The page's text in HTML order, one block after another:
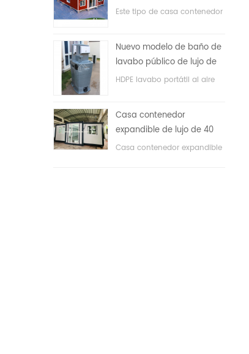
dormitorios pequeña casa
Este tipo de casa contenedor
dormitorios, un baño y con
sistema eléctrico.
Nuevo modelo de baño de
lavabo público de lujo de
plástico HDPE de doble
HDPE lavabo portátil al aire
Casa contenedor
expandible de lujo de 40
pies con tres dormitorios
Casa contenedor expandible